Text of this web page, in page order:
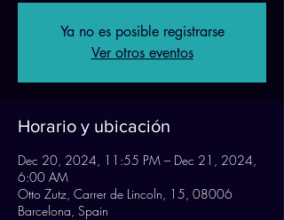
Ya no es posible registrarse
Ver otros eventos
Horario y ubicación
Dec 20, 2024, 11:55 PM – Dec 21, 2024,
6:00 AM
Otto Zutz, Carrer de Lincoln, 15, 08006
Barcelona, Spain